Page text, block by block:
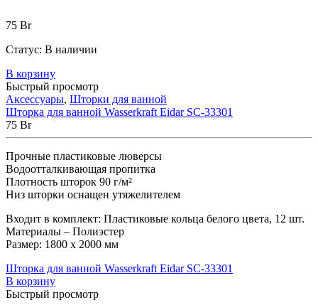
75 Br
Статус: В наличии
В корзину
Быстрый просмотр
Аксессуары, Шторки для ванной
Шторка для ванной Wasserkraft Eidar SC-33301
75 Br
Прочные пластиковые люверсы
Водоотталкивающая пропитка
Плотность шторок 90 г/м²
Низ шторки оснащен утяжелителем
Входит в комплект: Пластиковые кольца белого цвета, 12 шт.
Материалы – Полиэстер
Размер: 1800 х 2000 мм
Шторка для ванной Wasserkraft Eidar SC-33301
В корзину
Быстрый просмотр